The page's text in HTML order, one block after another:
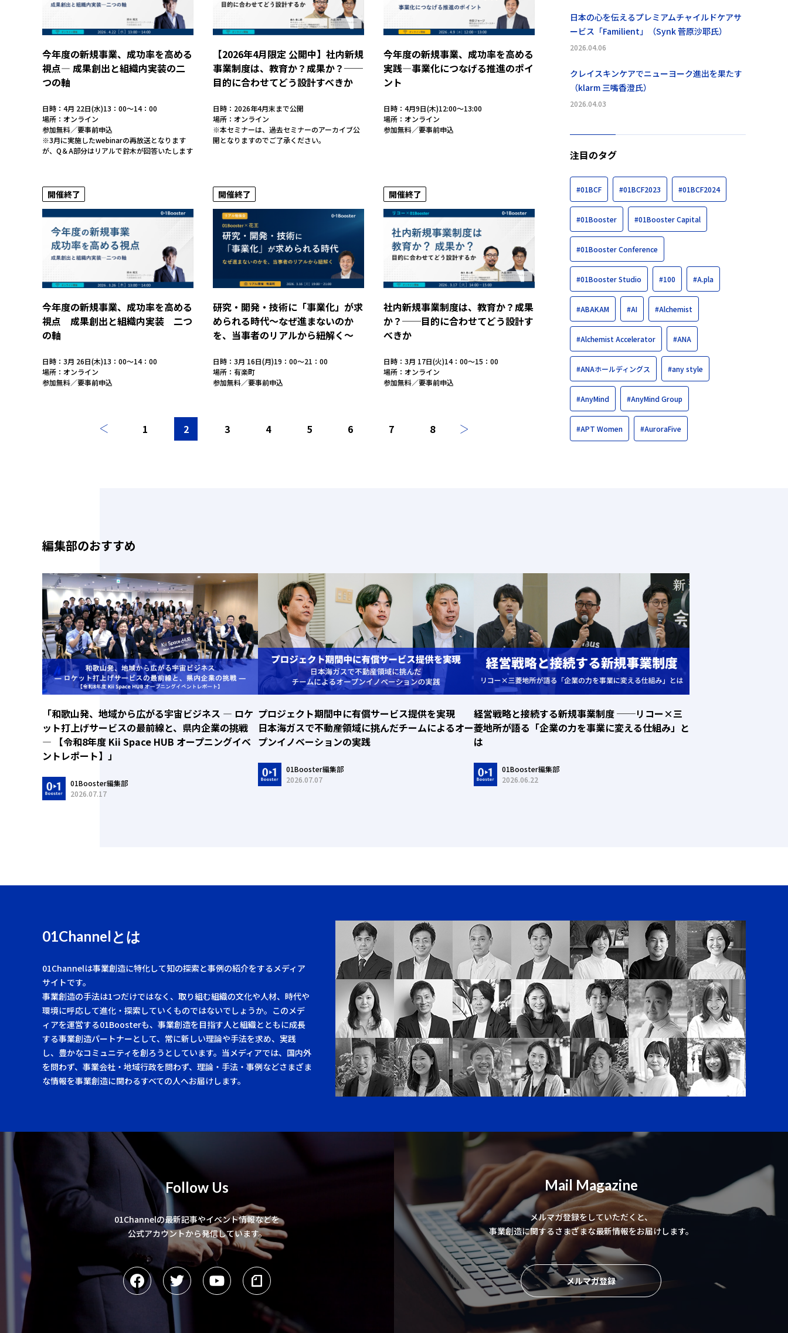
今年度の新規事業、成功率を高める
視点― 成果創出と組織内実装の二
つの軸
日時：4月 22日(水)13：00～14：00
場所：オンライン
参加無料／要事前申込
※3月に実施したwebinarの再放送となります
が、Q＆A部分はリアルで鈴木が回答いたします
【2026年4月限定 公開中】社内新規
事業制度は、教育か？成果か？──
目的に合わせてどう設計すべきか
日時：2026年4月末まで公開
場所：オンライン
※本セミナーは、過去セミナーのアーカイブ公
開となりますのでご了承ください。
今年度の新規事業、成功率を高める
実践―事業化につなげる推進のポイ
ント
日時：4月9日(木)12:00～13:00
場所：オンライン
参加無料／要事前申込
開催終了
今年度の新規事業、成功率を高める
視点 成果創出と組織内実装 二つ
の軸
日時：3月 26日(木)13：00～14：00
場所：オンライン
参加無料／要事前申込
開催終了
研究・開発・技術に「事業化」が求
められる時代～なぜ進まないのか
を、当事者のリアルから紐解く～
日時：3月 16日(月)19：00～21：00
場所：有楽町
参加無料／要事前申込
開催終了
社内新規事業制度は、教育か？成果
か？──目的に合わせてどう設計す
べきか
日時：3月 17日(火)14：00～15：00
場所：オンライン
参加無料／要事前申込
1 2 3 4 5 6 7 8
日本の心を伝えるプレミアムチャイルドケアサ
ービス「Familient」（Synk 菅原沙耶氏）
2026.04.06
クレイスキンケアでニューヨーク進出を果たす
（klarm 三嘴香澄氏）
2026.04.03
注目のタグ
#01BCF #01BCF2023 #01BCF2024
#01Booster #01Booster Capital
#01Booster Conference
#01Booster Studio #100 #A.pla
#ABAKAM #AI #Alchemist
#Alchemist Accelerator #ANA
#ANAホールディングス #any style
#AnyMind #AnyMind Group
#APT Women #AuroraFive
編集部のおすすめ
「和歌山発、地域から広がる宇宙ビジネス ― ロケ
ット打上げサービスの最前線と、県内企業の挑戦
― 【令和8年度 Kii Space HUB オープニングイベ
ントレポート】」
01Booster編集部
2026.07.17
プロジェクト期間中に有償サービス提供を実現
日本海ガスで不動産領域に挑んだチームによるオー
プンイノベーションの実践
01Booster編集部
2026.07.07
経営戦略と接続する新規事業制度 ──リコー×三
菱地所が語る「企業の力を事業に変える仕組み」と
は
01Booster編集部
2026.06.22
01Channelとは
01Channelは事業創造に特化して知の探索と事例の紹介をするメディア
サイトです。
事業創造の手法は1つだけではなく、取り組む組織の文化や人材、時代や
環境に呼応して進化・探索していくものではないでしょうか。このメデ
ィアを運営する01Boosterも、事業創造を目指す人と組織とともに成長
する事業創造パートナーとして、常に新しい理論や手法を求め、実践
し、豊かなコミュニティを創ろうとしています。当メディアでは、国内外
を問わず、事業会社・地域行政を問わず、理論・手法・事例などさまざま
な情報を事業創造に関わるすべての人へお届けします。
Follow Us
01Channelの最新記事やイベント情報などを
公式アカウントから発信しています。
Mail Magazine
メルマガ登録をしていただくと、
事業創造に関するさまざまな最新情報をお届けします。
メルマガ登録